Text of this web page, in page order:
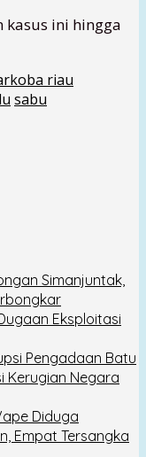
kasus ini hingga
riau
sabu
Simanjuntak,
Eksploitasi
Pengadaan Batu
Kerugian Negara
Diduga
Empat Tersangka